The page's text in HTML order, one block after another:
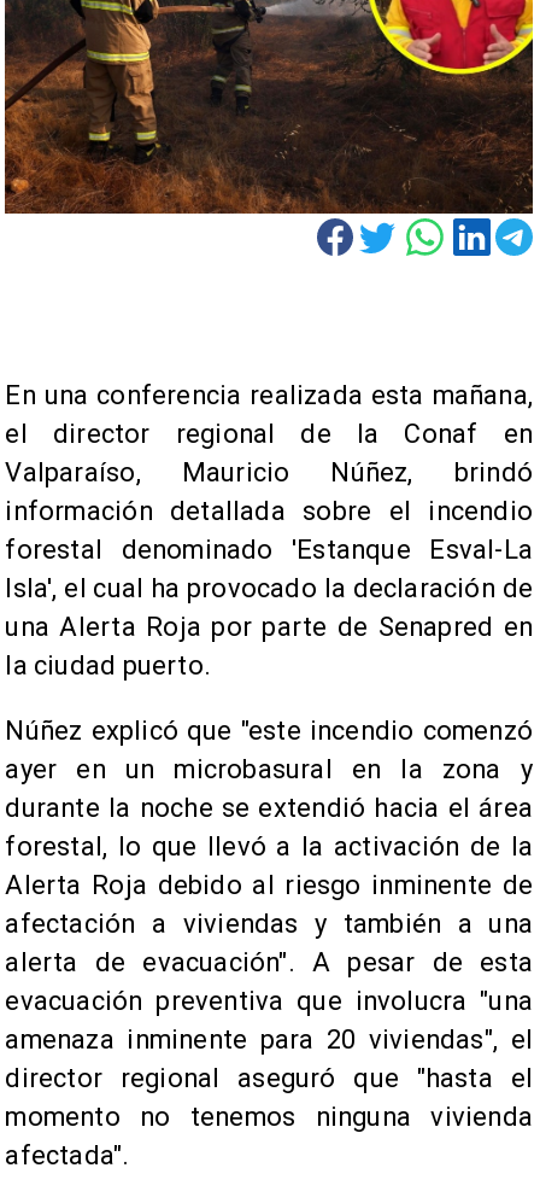
En una conferencia realizada esta mañana,
el director regional de la Conaf en
Valparaíso, Mauricio Núñez, brindó
información detallada sobre el incendio
forestal denominado 'Estanque Esval-La
Isla', el cual ha provocado la declaración de
una Alerta Roja por parte de Senapred en
la ciudad puerto.
Núñez explicó que "este incendio comenzó
ayer en un microbasural en la zona y
durante la noche se extendió hacia el área
forestal, lo que llevó a la activación de la
Alerta Roja debido al riesgo inminente de
afectación a viviendas y también a una
alerta de evacuación". A pesar de esta
evacuación preventiva que involucra "una
amenaza inminente para 20 viviendas", el
director regional aseguró que "hasta el
momento no tenemos ninguna vivienda
afectada".